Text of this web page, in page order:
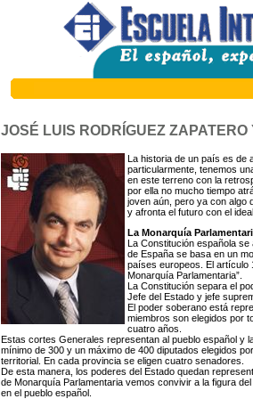
JOSÉ LUIS RODRÍGUEZ ZAPATERO
La historia de un país es de
particularmente, tenemos
en este terreno con la
por ella no mucho tiempo
joven aún, pero ya con algo
y afronta el futuro con el
La Monarquía
La Constitución española
de España se basa en un
países europeos. El artículo
Monarquía Parlamentaria”.
La Constitución separa el
Jefe del Estado y jefe
El poder soberano está
miembros son elegidos por
cuatro años.
Estas cortes Generales representan al pueblo español y
mínimo de 300 y un máximo de 400 diputados elegidos
territorial. En cada provincia se eligen cuatro senadores.
De esta manera, los poderes del Estado quedan
de Monarquía Parlamentaria vemos convivir a la figura
en el pueblo español.